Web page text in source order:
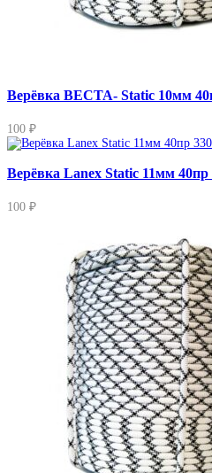
Верёвка ВЕСТА- Static 10мм
100 ₽
Верёвка Lanex Static 11мм 40пр
100 ₽